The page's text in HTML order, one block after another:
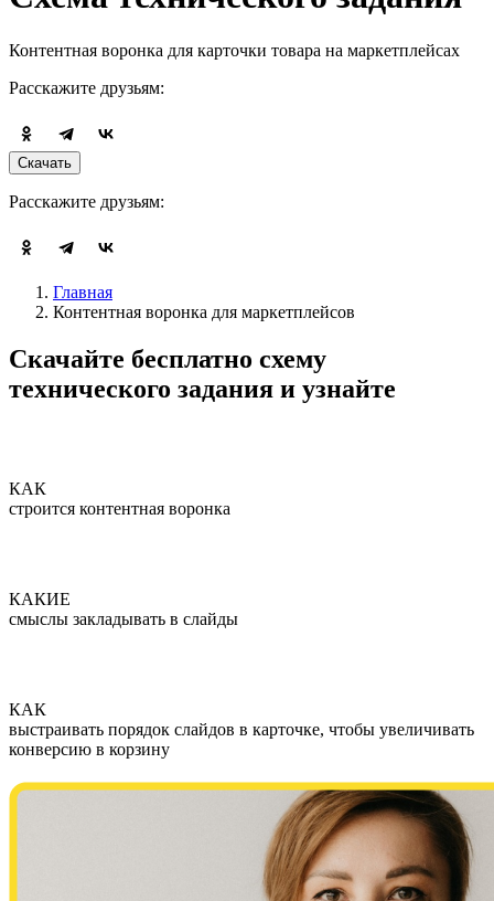
Контентная воронка для карточки товара на маркетплейсах
Расскажите друзьям:
Скачать
Расскажите друзьям:
Главная
Контентная воронка для маркетплейсов
Скачайте бесплатно схему
технического задания и узнайте
КАК
строится контентная воронка
КАКИЕ
смыслы закладывать в слайды
КАК
выстраивать порядок слайдов в карточке, чтобы увеличивать
конверсию в корзину